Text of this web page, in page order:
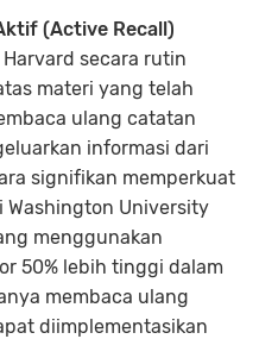
(Active Recall)
secara rutin
materi yang telah
ulang catatan
informasi dari
signifikan memperkuat
Washington University
menggunakan
50% lebih tinggi dalam
membaca ulang
diimplementasikan